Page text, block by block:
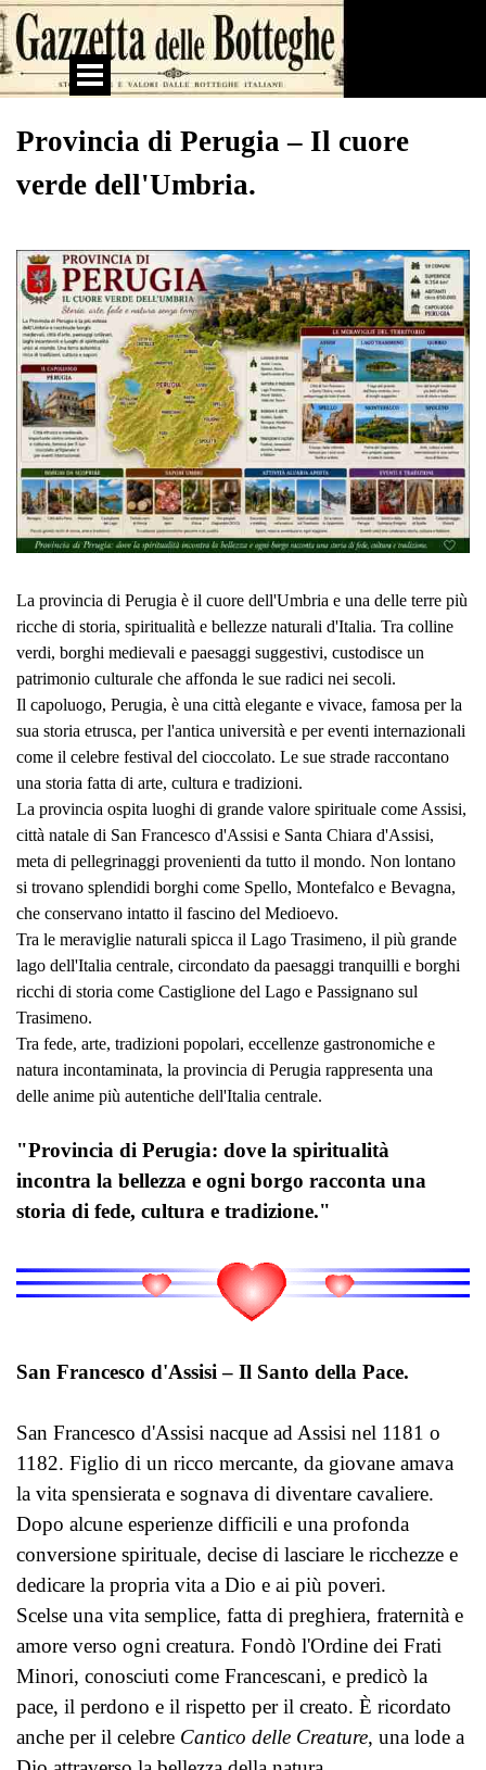
Vai ai contenuti
Salta menù
Provincia di Perugia – Il cuore
verde dell'Umbria.
La provincia di Perugia è il cuore dell'Umbria e una delle terre più
ricche di storia, spiritualità e bellezze naturali d'Italia. Tra colline
verdi, borghi medievali e paesaggi suggestivi, custodisce un
patrimonio culturale che affonda le sue radici nei secoli.
Il capoluogo, Perugia, è una città elegante e vivace, famosa per la
sua storia etrusca, per l'antica università e per eventi internazionali
come il celebre festival del cioccolato. Le sue strade raccontano
una storia fatta di arte, cultura e tradizioni.
La provincia ospita luoghi di grande valore spirituale come Assisi,
città natale di San Francesco d'Assisi e Santa Chiara d'Assisi,
meta di pellegrinaggi provenienti da tutto il mondo. Non lontano
si trovano splendidi borghi come Spello, Montefalco e Bevagna,
che conservano intatto il fascino del Medioevo.
Tra le meraviglie naturali spicca il Lago Trasimeno, il più grande
lago dell'Italia centrale, circondato da paesaggi tranquilli e borghi
ricchi di storia come Castiglione del Lago e Passignano sul
Trasimeno.
Tra fede, arte, tradizioni popolari, eccellenze gastronomiche e
natura incontaminata, la provincia di Perugia rappresenta una
delle anime più autentiche dell'Italia centrale.
"Provincia di Perugia: dove la spiritualità
incontra la bellezza e ogni borgo racconta una
storia di fede, cultura e tradizione."
San Francesco d'Assisi – Il Santo della Pace.
San Francesco d'Assisi nacque ad Assisi nel 1181 o
1182. Figlio di un ricco mercante, da giovane amava
la vita spensierata e sognava di diventare cavaliere.
Dopo alcune esperienze difficili e una profonda
conversione spirituale, decise di lasciare le ricchezze e
dedicare la propria vita a Dio e ai più poveri.
Scelse una vita semplice, fatta di preghiera, fraternità e
amore verso ogni creatura. Fondò l'Ordine dei Frati
Minori, conosciuti come Francescani, e predicò la
pace, il perdono e il rispetto per il creato. È ricordato
anche per il celebre Cantico delle Creature, una lode a